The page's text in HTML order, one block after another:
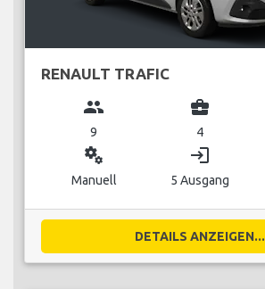
RENAULT TRAFIC
group
9
business_center
4
miscellaneous_services
Manuell
login
5 Ausgang
DETAILS ANZEIGEN...